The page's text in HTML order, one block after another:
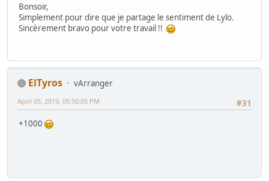
Bonsoir,
Simplement pour dire que je partage le sentiment de Lylo.
Sincèrement bravo pour votre travail !!
ElTyros
vArranger
#31
April 05, 2019, 05:50:05 PM
+1000